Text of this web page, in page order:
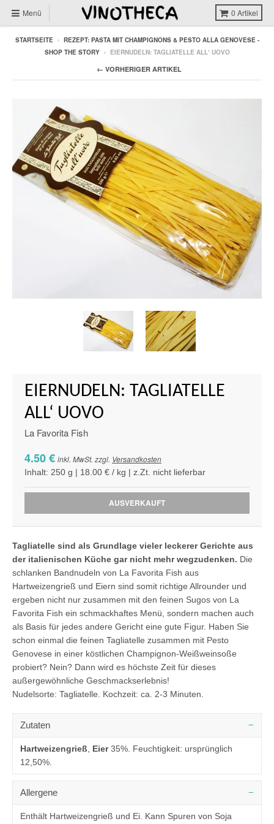
Menü 0 Artikel
STARTSEITE › REZEPT: PASTA MIT CHAMPIGNONS & PESTO ALLA GENOVESE -
SHOP THE STORY
› EIERNUDELN: TAGLIATELLE ALL‘ UOVO
← VORHERIGER ARTIKEL
EIERNUDELN: TAGLIATELLE
ALL‘ UOVO
La Favorita Fish
4.50 € inkl. MwSt. zzgl. Versandkosten
Inhalt: 250 g | 18.00 € / kg | z.Zt. nicht lieferbar
AUSVERKAUFT
Tagliatelle sind als Grundlage vieler leckerer Gerichte aus
der italienischen Küche gar nicht mehr wegzudenken. Die
schlanken Bandnudeln von La Favorita Fish aus
Hartweizengrieß und Eiern sind somit richtige Allrounder und
ergeben nicht nur zusammen mit den feinen Sugos von La
Favorita Fish ein schmackhaftes Menü, sondern machen auch
als Basis für jedes andere Gericht eine gute Figur. Haben Sie
schon einmal die feinen Tagliatelle zusammen mit Pesto
Genovese in einer köstlichen Champignon-Weißweinsoße
probiert? Nein? Dann wird es höchste Zeit für dieses
außergewöhnliche Geschmackserlebnis!
Nudelsorte: Tagliatelle. Kochzeit: ca. 2-3 Minuten.
Zutaten
Hartweizengrieß Eier35%. Feuchtigkeit: ursprünglich
12,50%.
Allergene
Enthält Hartweizengrieß und Ei. Kann Spuren von Soja